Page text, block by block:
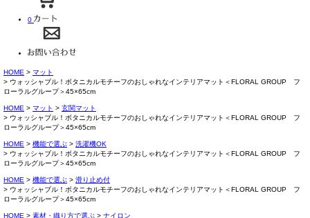
0
HOME
マット
ウォッシャブル！ボタニカルモチーフのおしゃれなインテリアマット＜FLORAL GROUP フ
ローラルグループ＞45×65cm
HOME マット
玄関マット
ウォッシャブル！ボタニカルモチーフのおしゃれなインテリアマット＜FLORAL GROUP フ
ローラルグループ＞45×65cm
HOME 機能で選ぶ
洗濯機OK
ウォッシャブル！ボタニカルモチーフのおしゃれなインテリアマット＜FLORAL GROUP フ
ローラルグループ＞45×65cm
HOME 機能で選ぶ
滑り止め付
ウォッシャブル！ボタニカルモチーフのおしゃれなインテリアマット＜FLORAL GROUP フ
ローラルグループ＞45×65cm
HOME 素材・織り方で選ぶ ナイロン